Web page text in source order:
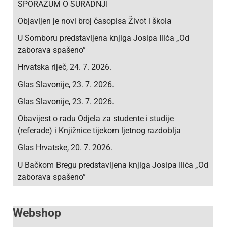
SPORAZUM O SURADNJI
Objavljen je novi broj časopisa Život i škola
U Somboru predstavljena knjiga Josipa Ilića „Od
zaborava spašeno”
Hrvatska riječ, 24. 7. 2026.
Glas Slavonije, 23. 7. 2026.
Glas Slavonije, 23. 7. 2026.
Obavijest o radu Odjela za studente i studije
(referade) i Knjižnice tijekom ljetnog razdoblja
Glas Hrvatske, 20. 7. 2026.
U Bačkom Bregu predstavljena knjiga Josipa Ilića „Od
zaborava spašeno”
Webshop